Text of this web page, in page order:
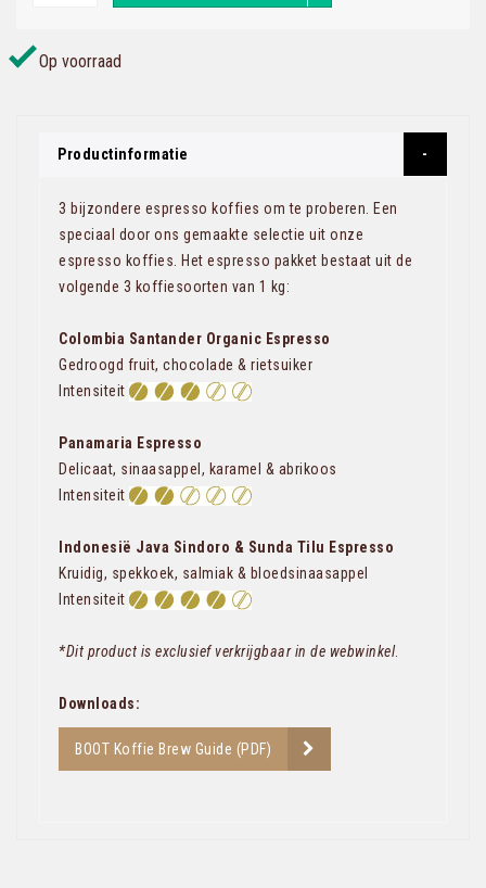
Op voorraad
Productinformatie
3 bijzondere espresso koffies om te proberen. Een
speciaal door ons gemaakte selectie uit onze
espresso koffies. Het espresso pakket bestaat uit de
volgende 3 koffiesoorten van 1 kg:
Colombia Santander Organic Espresso
Gedroogd fruit, chocolade & rietsuiker
Intensiteit
Panamaria Espresso
Delicaat, sinaasappel, karamel & abrikoos
Intensiteit
Indonesië Java Sindoro & Sunda Tilu Espresso
Kruidig, spekkoek, salmiak & bloedsinaasappel
Intensiteit
*Dit product is exclusief verkrijgbaar in de webwinkel.
Downloads:
BOOT Koffie Brew Guide (PDF)